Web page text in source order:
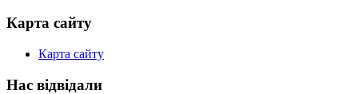
Карта сайту
Карта сайту
Нас відвідали